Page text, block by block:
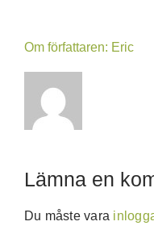
Om författaren: Eric
Lämna en
Du måste vara